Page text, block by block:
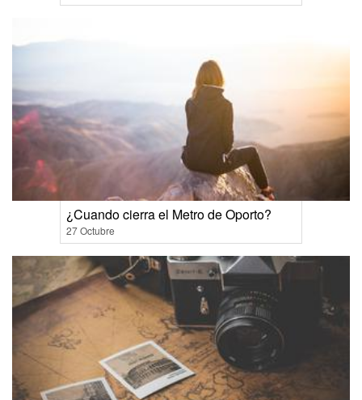
¿Cuando cierra el Metro de Oporto?
27 Octubre